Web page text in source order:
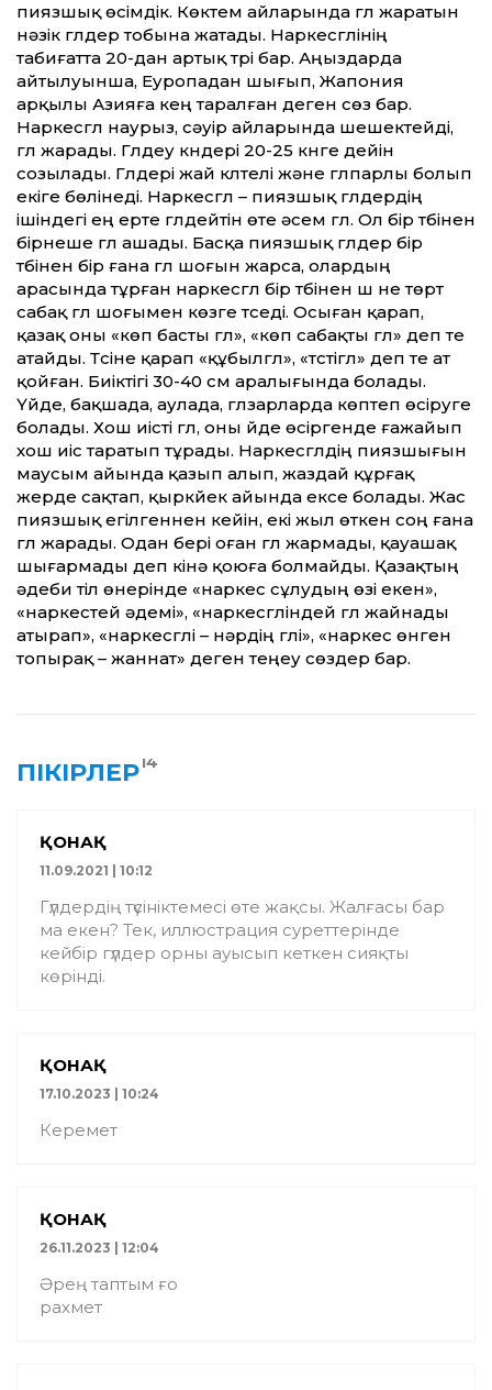
пиязшық өсімдік. Көктем айларында гүл жаратын
нәзік гүлдер тобына жатады. Наркесгүлінің
табиғатта 20-дан артық түрі бар. Аңыздарда
айтылуынша, Еуропадан шығып, Жапония
арқылы Азияға кең таралған деген сөз бар.
Наркесгүл наурыз, сәуір айларында шешектейді,
гүл жарады. Гүлдеу күндері 20-25 күнге дейін
созылады. Гүлдері жай күлтелі және гүлпарлы болып
екіге бөлінеді. Наркесгүл – пиязшық гүлдердің
ішіндегі ең ерте гүлдейтін өте әсем гүл. Ол бір түбінен
бірнеше гүл ашады. Басқа пиязшық гүлдер бір
түбінен бір ғана гүл шоғын жарса, олардың
арасында тұрған наркесгүл бір түбінен үш не төрт
сабақ гүл шоғымен көзге түседі. Осыған қарап,
қазақ оны «көп басты гүл», «көп сабақты гүл» деп те
атайды. Түсіне қарап «құбылгүл», «түстігүл» деп те ат
қойған. Биіктігі 30-40 см аралығында болады.
Үйде, бақшада, аулада, гүлзарларда көптеп өсіруге
болады. Хош иісті гүл, оны үйде өсіргенде ғажайып
хош иіс таратып тұрады. Наркесгүлдің пиязшығын
маусым айында қазып алып, жаздай құрғақ
жерде сақтап, қыркүйек айында ексе болады. Жас
пиязшық егілгеннен кейін, екі жыл өткен соң ғана
гүл жарады. Одан бері оған гүл жармады, қауашақ
шығармады деп кінә қоюға болмайды. Қазақтың
әдеби тіл өнерінде «наркес сұлудың өзі екен»,
«наркестей әдемі», «наркесгүліндей гүл жайнады
атырап», «наркесгүлі – нәрдің гүлі», «наркес өнген
топырақ – жаннат» деген теңеу сөздер бар.
ПІКІРЛЕР14
ҚОНАҚ
11.09.2021 | 10:12
Гүлдердің түсініктемесі өте жақсы. Жалғасы бар
ма екен? Тек, иллюстрация суреттерінде
кейбір гүлдер орны ауысып кеткен сияқты
көрінді.
ҚОНАҚ
17.10.2023 | 10:24
Керемет
ҚОНАҚ
26.11.2023 | 12:04
Әрең таптым ғо
рахмет